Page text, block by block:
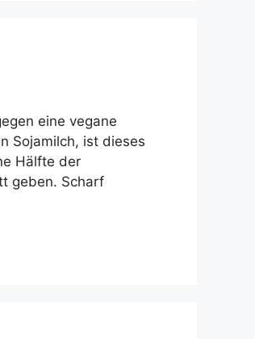
eine vegane
Sojamilch, ist dieses
Hälfte der
geben. Scharf